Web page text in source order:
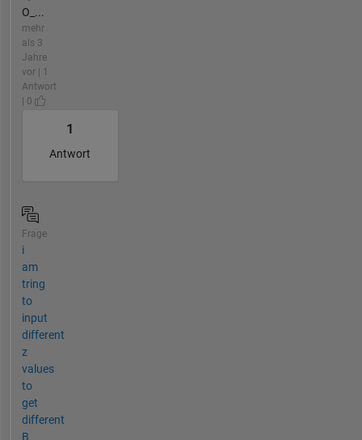
O_...
mehr
als 3
Jahre
vor | 1
Antwort
| 0
1
Antwort
Frage
i
am
tring
to
input
different
z
values
to
get
different
B